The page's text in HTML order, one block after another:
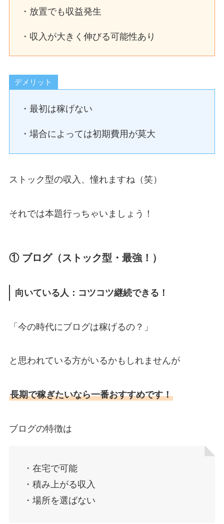
・放置でも収益発生
・収入が大きく伸びる可能性あり
デメリット
・最初は稼げない
・場合によっては初期費用が莫大
ストック型の収入、憧れますね（笑）
それでは本題行っちゃいましょう！
① ブログ（ストック型・最強！）
向いている人：コツコツ継続できる！
「今の時代にブログは稼げるの？」
と思われている方がいるかもしれませんが
長期で稼ぎたいなら一番おすすめです！
ブログの特徴は
・在宅で可能
・積み上がる収入
・場所を選ばない